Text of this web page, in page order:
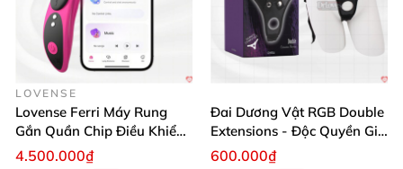
LOVENSE
Lovense Ferri Máy Rung
Gắn Quần Chip Điều Khiển
App Tăng Hưng Phấn
4.500.000₫
Đai Dương Vật RGB Double
Extensions - Độc Quyền Giá
Sốc
600.000₫